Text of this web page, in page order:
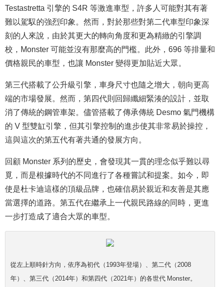
Testastretta 引擎的 S4R 等激進車型，許多人可能對其有著
難以駕馭的強烈印象。然而，對於那些對第二代車型印象深
刻的人來說，由於其更大的轉向角度和更為精緻的引擎調
校，Monster 可能並沒有那麼高的門檻。此外，696 等排量和
價格親民的車型，也讓 Monster 變得更加貼近大眾。
第三代搭載了公升級引擎，車身尺寸也隨之增大，朝向更高
端的市場發展。然而，第四代則回歸纖細緊湊的設計，並取
消了傳統的鋼管車架。儘管搭載了傳承傳統 Desmo 氣門機構
的 V 型雙缸引擎，但其引擎控制的進步使其非常易於操控，
這與這次的第五代有著共通的發展方向。
回顧 Monster 系列的歷史，會發現其一貫的理念似乎難以尋
覓，而是根據時代的不同進行了各種嘗試和提案。如今，即
使是杜卡迪這樣的頂級品牌，也確信易於親近和友善是其應
當選擇的道路。第五代在繼承上一代親民路線的同時，更進
一步打造成了適合大眾的車型。
從左上順時針方向，依序為初代（1993年登場）、第二代（2008
年）、第三代（2014年）和第四代（2021年）的各世代 Monster。